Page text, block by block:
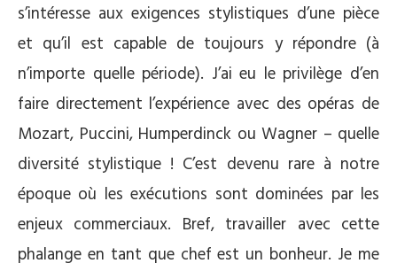
s’intéresse aux exigences stylistiques d’une pièce
et qu’il est capable de toujours y répondre (à
n’importe quelle période). J’ai eu le privilège d’en
faire directement l’expérience avec des opéras de
Mozart, Puccini, Humperdinck ou Wagner – quelle
diversité stylistique ! C’est devenu rare à notre
époque où les exécutions sont dominées par les
enjeux commerciaux. Bref, travailler avec cette
phalange en tant que chef est un bonheur. Je me